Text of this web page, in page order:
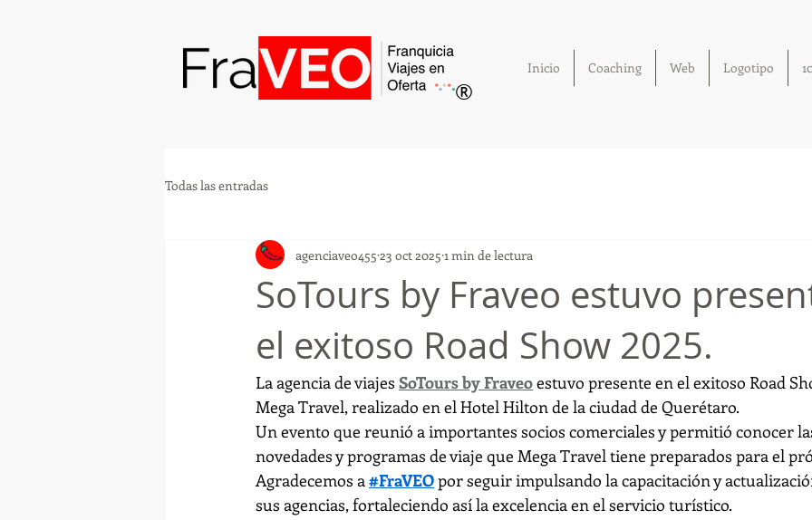
®
Inicio Coaching Web Logotipo
Todas las entradas
SoTours by Fraveo estuvo
el exitoso Road Show 2025.
agenciaveo455 23 oct 2025 1 min de lectura
La agencia de viajes SoTours by Fraveo estuvo presente en el exitoso Road
Mega Travel, realizado en el Hotel Hilton de la ciudad de Querétaro.
Un evento que reunió a importantes socios comerciales y permitió conocer
novedades y programas de viaje que Mega Travel tiene preparados para el
Agradecemos a #FraVEO por seguir impulsando la capacitación y
sus agencias, fortaleciendo así la excelencia en el servicio turístico.